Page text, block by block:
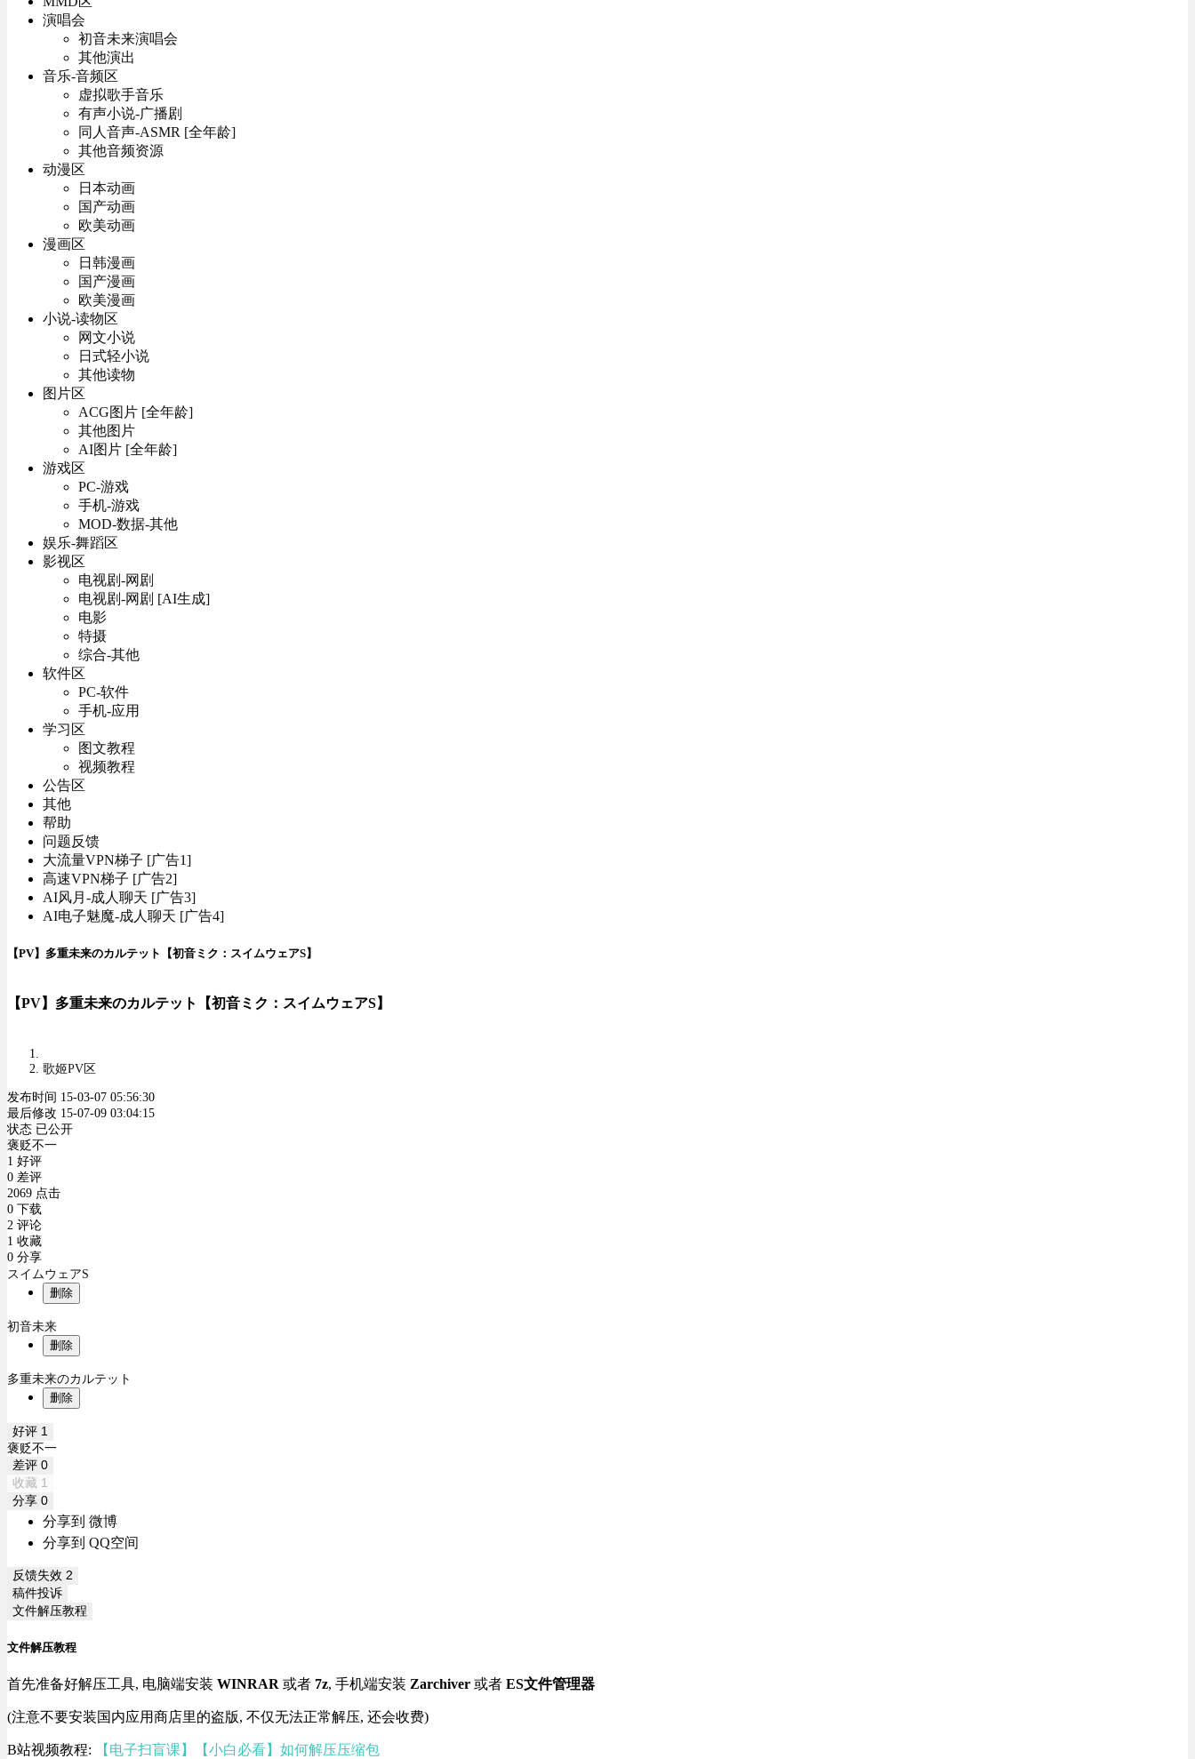
演唱会
初音未来演唱会
其他演出
音乐-音频区
虚拟歌手音乐
有声小说-广播剧
同人音声-ASMR [全年龄]
其他音频资源
动漫区
日本动画
国产动画
欧美动画
漫画区
日韩漫画
国产漫画
欧美漫画
小说-读物区
网文小说
日式轻小说
其他读物
图片区
ACG图片 [全年龄]
其他图片
AI图片 [全年龄]
游戏区
PC-游戏
手机-游戏
MOD-数据-其他
娱乐-舞蹈区
影视区
电视剧-网剧
电视剧-网剧 [AI生成]
电影
特摄
综合-其他
软件区
PC-软件
手机-应用
学习区
图文教程
视频教程
公告区
其他
帮助
问题反馈
大流量VPN梯子 [广告1]
高速VPN梯子 [广告2]
AI风月-成人聊天 [广告3]
AI电子魅魔-成人聊天 [广告4]
【PV】多重未来のカルテット【初音ミク：スイムウェアS】
【PV】多重未来のカルテット【初音ミク：スイムウェアS】
歌姬PV区
发布时间 15-03-07 05:56:30
最后修改 15-07-09 03:04:15
状态 已公开
褒贬不一
1 好评
0 差评
2069 点击
0 下载
2 评论
1 收藏
0 分享
スイムウェアS
删除
初音未来
删除
多重未来のカルテット
删除
好评 1
褒贬不一
差评 0
收藏 1
分享 0
分享到 微博
分享到 QQ空间
反馈失效 2
稿件投诉
文件解压教程
文件解压教程
首先准备好解压工具, 电脑端安装 WINRAR 或者 7z, 手机端安装 Zarchiver 或者 ES文件管理器
(注意不要安装国内应用商店里的盗版, 不仅无法正常解压, 还会收费)
B站视频教程: 【电子扫盲课】【小白必看】如何解压压缩包